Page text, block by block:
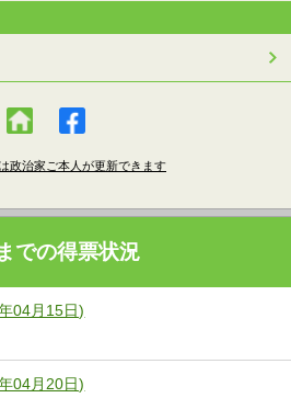
政治家ご本人が更新できます
での得票状況
04月15日)
04月20日)